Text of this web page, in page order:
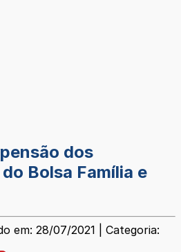
dos
Bolsa Família e
em: 28/07/2021 | Categoria: